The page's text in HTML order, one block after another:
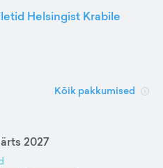
Helsingist Krabile
Kõik pakkumised
2027